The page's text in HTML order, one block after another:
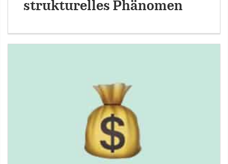
strukturelles Phänomen